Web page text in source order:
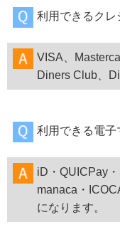
利用できるクレ
VISA、
Diners Club、
利用できる電子
iD・QUICPay
manaca・
になります。